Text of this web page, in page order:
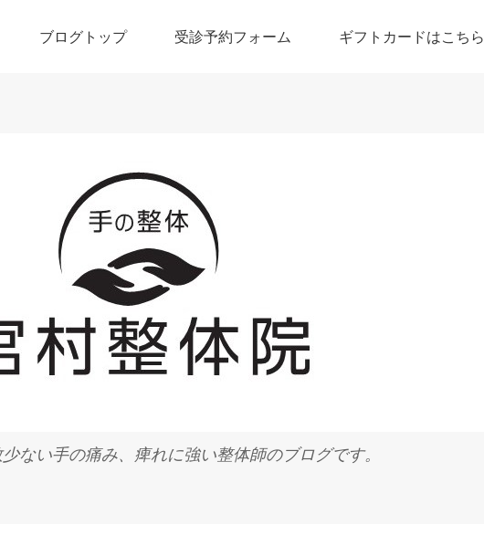
ブログトップ 受診予約フォーム ギフトカードはこちら
ない手の痛み、痺れに強い整体師のブログです。